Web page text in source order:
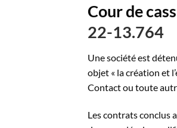
Cour de
22-13.764
Une société est
objet « la création et
Contact ou toute
Les contrats conclus